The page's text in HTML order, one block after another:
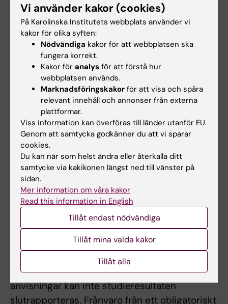
Arbetsformer
Kursen omfattas huvudsakligen av
verksamhetsförlagd utbildning och
rapportskrivning inklusive litteraturstudier
samt seminarier. Under den
verksamhetsförlagda utbildningen har
studenten en handledare men förväntas till
stor del att själv söka och sammanställa
information för sin muntliga presentation och
skriftliga rapport. Under den kliniska praktiken
för studenten en loggbok där studentens
individuella progress av lärandemålen
analyseras.
Examinator bedömer om och i så fall hur
frånvaro från obligatoriska utbildningsinslag
kan tas igen. Innan studenten deltagit i de
obligatoriska utbildningsinslagen eller tagit
igen frånvaro i enlighet med examinators
anvisningar kan inte studieresultaten
slutrapporteras. Frånvaro från ett obligatoriskt
Vi använder kakor (cookies)
På Karolinska Institutets webbplats använder vi
kakor för olika syften:
Nödvändiga kakor för att webbplatsen ska
fungera korrekt.
Kakor för analys för att förstå hur
webbplatsen används.
Marknadsföringskakor för att visa och spåra
relevant innehåll och annonser från externa
plattformar.
Viss information kan överföras till länder utanför EU.
Genom att samtycka godkänner du att vi sparar
cookies.
Du kan när som helst ändra eller återkalla ditt
samtycke via kakikonen längst ned till vänster på
sidan.
Mer information om våra kakor
Read this information in English
Tillåt endast nödvändiga
Tillåt mina valda kakor
Tillåt alla